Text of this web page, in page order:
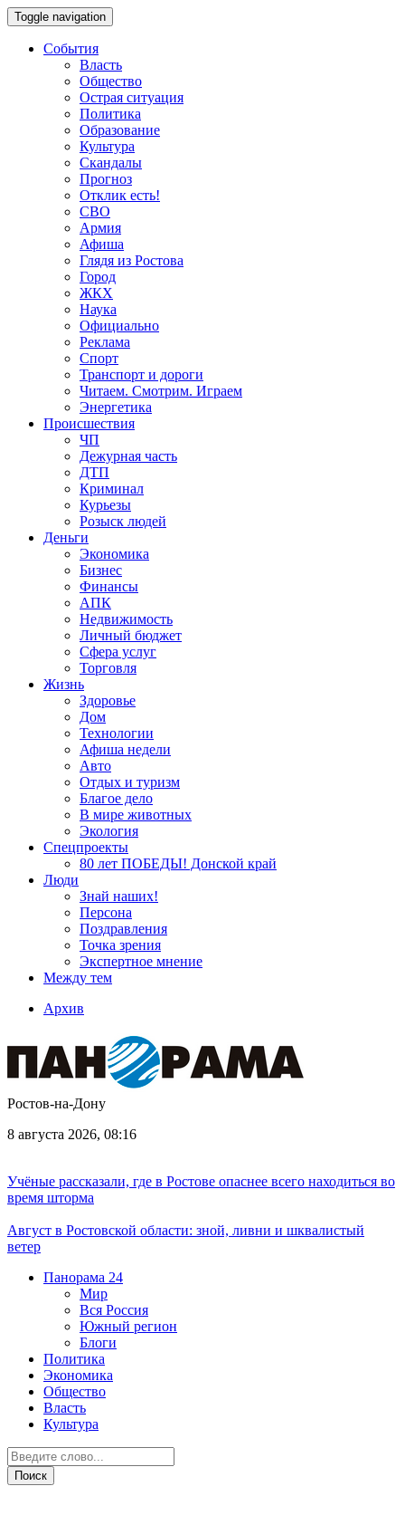
Toggle navigation
События
Власть
Общество
Острая ситуация
Политика
Образование
Культура
Скандалы
Прогноз
Отклик есть!
СВО
Армия
Афиша
Глядя из Ростова
Город
ЖКХ
Наука
Официально
Реклама
Спорт
Транспорт и дороги
Читаем. Смотрим. Играем
Энергетика
Происшествия
ЧП
Дежурная часть
ДТП
Криминал
Курьезы
Розыск людей
Деньги
Экономика
Бизнес
Финансы
АПК
Недвижимость
Личный бюджет
Сфера услуг
Торговля
Жизнь
Здоровье
Дом
Технологии
Афиша недели
Авто
Отдых и туризм
Благое дело
В мире животных
Экология
Спецпроекты
80 лет ПОБЕДЫ! Донской край
Люди
Знай наших!
Персона
Поздравления
Точка зрения
Экспертное мнение
Между тем
Архив
Ростов-на-Дону
8 августа 2026, 08:16
Учёные рассказали, где в Ростове опаснее всего находиться во
время шторма
Август в Ростовской области: зной, ливни и шквалистый
ветер
Панорама 24
Мир
Вся Россия
Южный регион
Блоги
Политика
Экономика
Общество
Власть
Культура